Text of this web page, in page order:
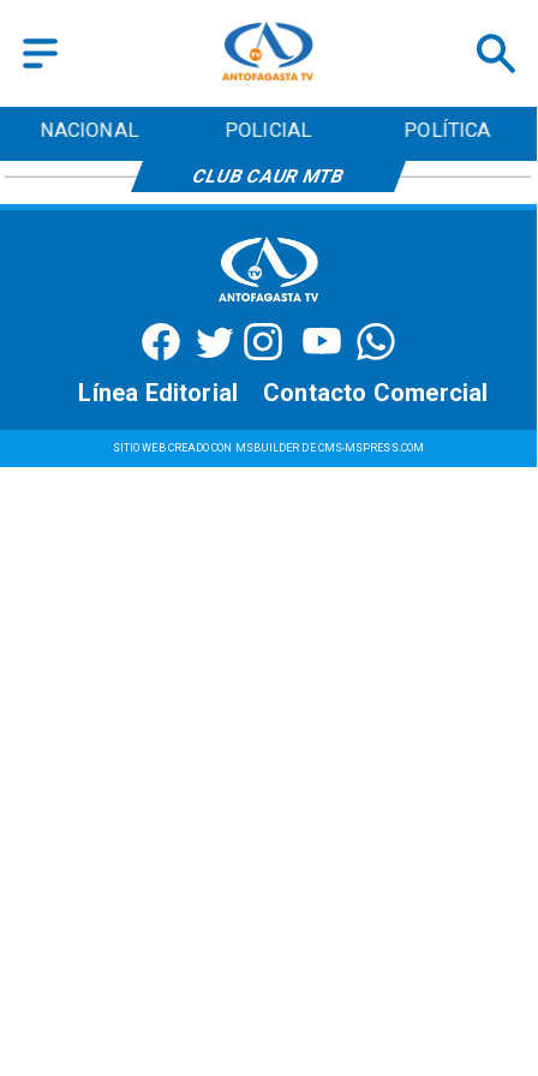
NACIONAL POLICIAL POLÍTICA
CLUB CAUR MTB
SITIO WEB CREADO CON MSBUILDER DE CMS-MSPRESS.COM
Contacto Comercial
Línea Editorial